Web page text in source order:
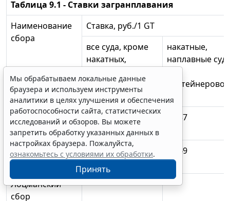
Таблица 9.1 - Ставки загранплавания
Наименование
сбора
Ставка, руб./1 GT
все суда, кроме
накатных,
контейнеровозов
и наливных
накатные,
наплавные
Корабельный
сбор
15,10 10,57
Канальный
сбор
16,70 11,69
Лоцманский
сбор
Мы обрабатываем локальные данные
браузера и используем инструменты
аналитики в целях улучшения и обеспечения
работоспособности сайта, статистических
исследований и обзоров. Вы можете
запретить обработку указанных данных в
настройках браузера. Пожалуйста,
ознакомьтесь с условиями их обработки.
Принять